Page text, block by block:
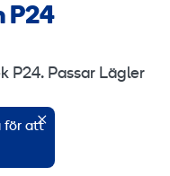
P24
P24. Passar Lägler
för att